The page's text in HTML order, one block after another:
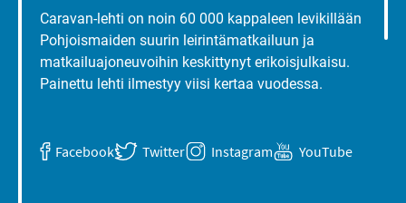
Caravan-lehti on noin 60 000 kappaleen levikillään
Pohjoismaiden suurin leirintämatkailuun ja
matkailuajoneuvoihin keskittynyt erikoisjulkaisu.
Painettu lehti ilmestyy viisi kertaa vuodessa.
Facebook Twitter Instagram YouTube